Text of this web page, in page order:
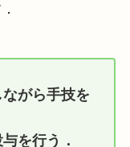
がら手技を
を行う．